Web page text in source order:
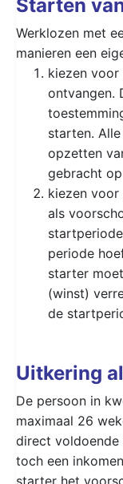
Starten
Werklozen met
manieren een
kiezen voor
ontvangen.
starten.
opzetten
gebracht
kiezen
als
periode
starter
(winst)
de
Uitkering
De persoon in
maximaal 26
direct voldoende
toch een
starter het